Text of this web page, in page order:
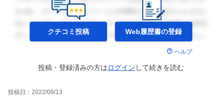
クチコミ投稿 Web履歴書の登録
ヘルプ
投稿・登録済みの方はログイン して続きを読む
投稿日： 2022/08/13